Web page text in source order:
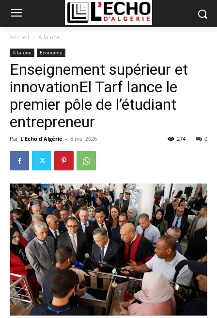
Accueil A la une
A la une Economie
Enseignement supérieur et
innovationEl Tarf lance le
premier pôle de l’étudiant
entrepreneur
Par L'Echo d'Algérie - 8 mai 2026 0
274